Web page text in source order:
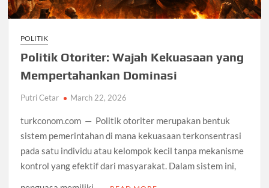
POLITIK
Politik Otoriter: Wajah Kekuasaan yang
Mempertahankan Dominasi
Putri Cetar March 22, 2026
turkconom.com — Politik otoriter merupakan bentuk
sistem pemerintahan di mana kekuasaan terkonsentrasi
pada satu individu atau kelompok kecil tanpa mekanisme
kontrol yang efektif dari masyarakat. Dalam sistem ini,